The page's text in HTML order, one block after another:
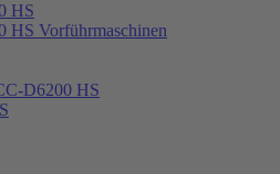
HS
HS Vorführmaschinen
D6200 HS